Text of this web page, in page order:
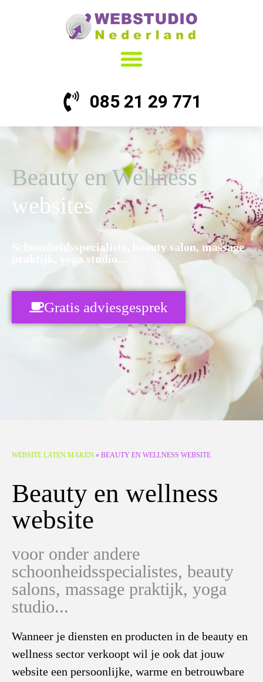
085 21 29 771
Beauty en Wellness
websites
Schoonheidsspecialiste, beauty salon, massage
praktijk, yoga studio...
Gratis adviesgesprek
WEBSITE LATEN MAKEN » BEAUTY EN WELLNESS WEBSITE
Beauty en wellness
website
voor onder andere
schoonheidsspecialistes, beauty
salons, massage praktijk, yoga
studio...
Wanneer je diensten en producten in de beauty en
wellness sector verkoopt wil je ook dat jouw
website een persoonlijke, warme en betrouwbare